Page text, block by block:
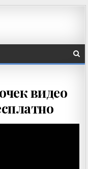
видео